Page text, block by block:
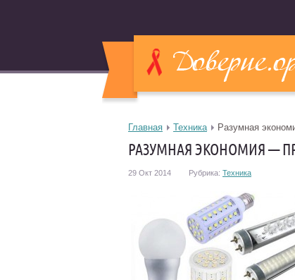
Главная Техника Разумная
РАЗУМНАЯ ЭКОНОМИЯ —
29 Окт 2014 Рубрика: Техника